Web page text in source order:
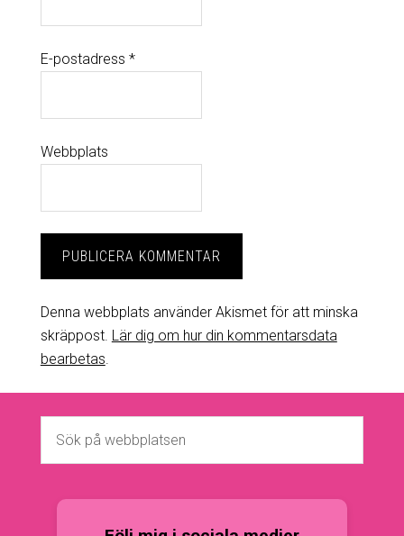
E-postadress *
Webbplats
Denna webbplats använder Akismet för att minska
skräppost. Lär dig om hur din kommentarsdata
bearbetas